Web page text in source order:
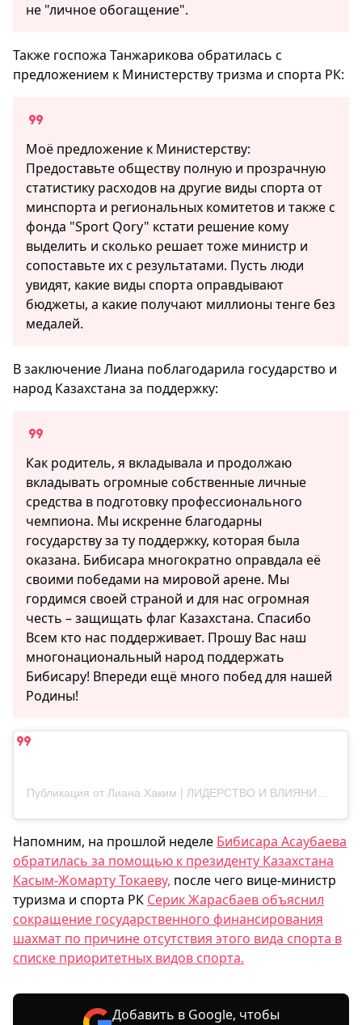
не "личное обогащение".
Также госпожа Танжарикова обратилась с
предложением к Министерству тризма и спорта РК:
Моё предложение к Министерству:
Предоставьте обществу полную и прозрачную
статистику расходов на другие виды спорта от
минспорта и региональных комитетов и также с
фонда "Sport Qory" кстати решение кому
выделить и сколько решает тоже министр и
сопоставьте их с результатами. Пусть люди
увидят, какие виды спорта оправдывают
бюджеты, а какие получают миллионы тенге без
медалей.
В заключение Лиана поблагодарила государство и
народ Казахстана за поддержку:
Как родитель, я вкладывала и продолжаю
вкладывать огромные собственные личные
средства в подготовку профессионального
чемпиона. Мы искренне благодарны
государству за ту поддержку, которая была
оказана. Бибисара многократно оправдала её
своими победами на мировой арене. Мы
гордимся своей страной и для нас огромная
честь – защищать флаг Казахстана. Спасибо
Всем кто нас поддерживает. Прошу Вас наш
многонациональный народ поддержать
Бибисару! Впереди ещё много побед для нашей
Родины!
Напомним, на прошлой неделе Бибисара Асаубаева
обратилась за помощью к президенту Казахстана
Касым-Жомарту Токаеву, после чего вице-министр
туризма и спорта РК Серик Жарасбаев объяснил
сокращение государственного финансирования
шахмат по причине отсутствия этого вида спорта в
списке приоритетных видов спорта.
Добавить в Google, чтобы